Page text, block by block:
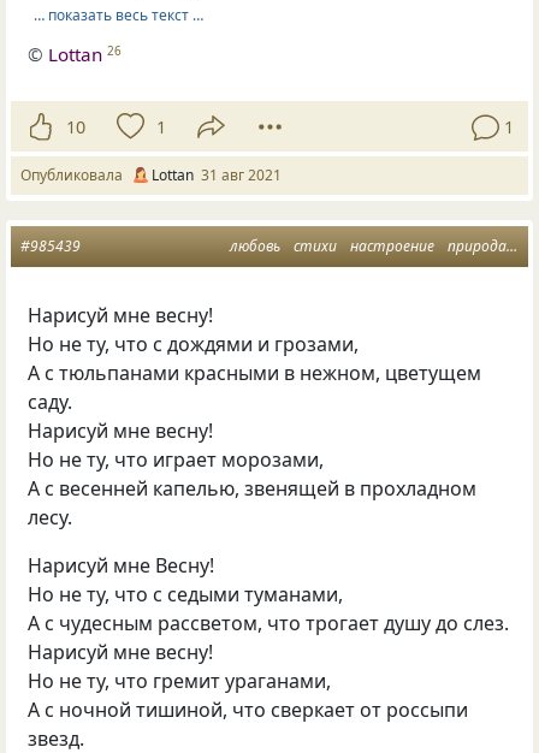
… показать весь текст …
© Lottan 26
10 1 1
Опубликовала Lottan 31 авг 2021
любовь стихи настроение природа
#985439
Нарисуй мне весну!
Но не ту, что с дождями и грозами,
А с тюльпанами красными в нежном, цветущем
саду.
Нарисуй мне весну!
Но не ту, что играет морозами,
А с весенней капелью, звенящей в прохладном
лесу.
Нарисуй мне Весну!
Но не ту, что с седыми туманами,
А с чудесным рассветом, что трогает душу до слез.
Нарисуй мне весну!
Но не ту, что гремит ураганами,
А с ночной тишиной, что сверкает от россыпи
звезд.